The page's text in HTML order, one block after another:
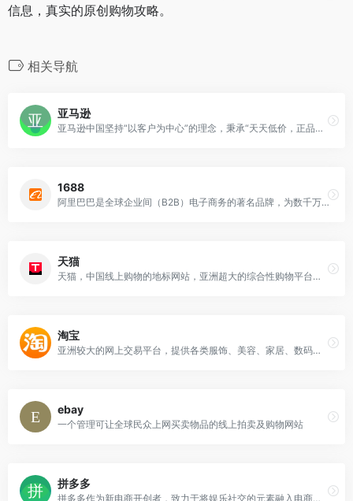
信息，真实的原创购物攻略。
相关导航
亚马逊
亚马逊中国坚持“以客户为中心”的理念，秉承“天天低价，正品行货”信念，销售图书、电脑、数码家电、母婴百货、服饰箱包等上千万种产品。亚马逊中国提供专业服务：正品行货天天低价，机打发票全国联保。货到付款，30天内可退换货。亚马逊为中国消费者提供便利、快捷的网购体验。
1688
阿里巴巴是全球企业间（B2B）电子商务的著名品牌，为数千万网商提供海量商机信息和便捷安全的在线交易市场，也是商人们以商会友、真实互动的社区平台。
天猫
天猫，中国线上购物的地标网站，亚洲超大的综合性购物平台，拥有10万多品牌商家。每日发布大量国内外商品！正品网购，上天猫！天猫千万大牌正品,品类全，一站购，支付安全，退换无忧！理想生活上天猫!
淘宝
亚洲较大的网上交易平台，提供各类服饰、美容、家居、数码、话费/点卡充值… 数亿优质商品，同时提供担保交易(先收货后付款)等安全交易保障服务，并由商家提供退货承诺、破损补寄等消费者保障服务，让你安心享受网上购物乐趣！
ebay
一个管理可让全球民众上网买卖物品的线上拍卖及购物网站
拼多多
拼多多作为新电商开创者，致力于将娱乐社交的元素融入电商运营中，通过“社交+电商”的模式，让更多的用户带着乐趣分享实惠，享受全新的共享式购物体验。